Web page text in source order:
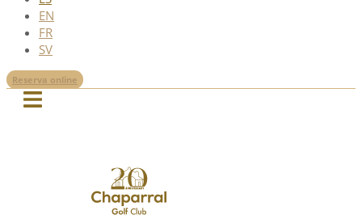
EN
FR
SV
Reserva online